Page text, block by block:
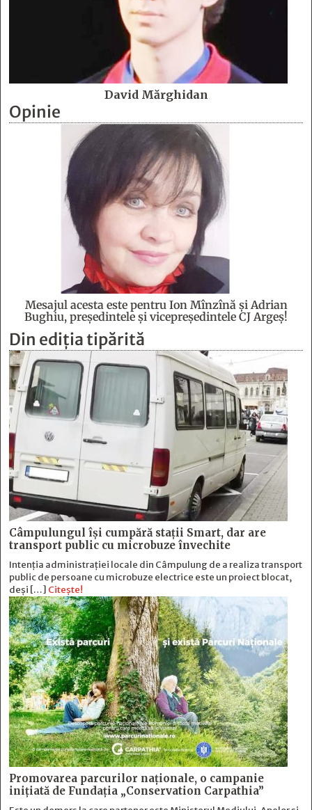
David Mărghidan
Opinie
Mesajul acesta este pentru Ion Mînzînă şi Adrian
Bughiu, preşedintele şi vicepreşedintele CJ Argeş!
Din ediția tipărită
Câmpulungul îşi cumpără staţii Smart, dar are
transport public cu microbuze învechite
Intenția administrației locale din Câmpulung de a realiza transport
public de persoane cu microbuze electrice este un proiect blocat,
deși […] Citește!
Promovarea parcurilor naționale, o campanie
inițiată de Fundația „Conservation Carpathia”